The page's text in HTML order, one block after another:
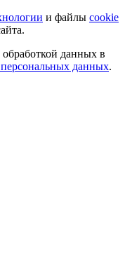
и файлы cookie
обработкой данных в
данных.